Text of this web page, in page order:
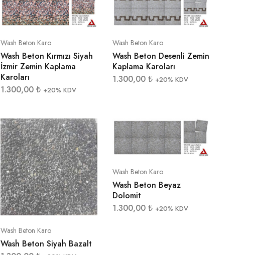
Wash Beton Karo
Wash Beton Kırmızı Siyah
İzmir Zemin Kaplama
Karoları
1.300,00 ₺ +20% KDV
Wash Beton Karo
Wash Beton Desenli Zemin
Kaplama Karoları
1.300,00 ₺ +20% KDV
Wash Beton Karo
Wash Beton Siyah Bazalt
Wash Beton Karo
Wash Beton Beyaz
Dolomit
1.300,00 ₺ +20% KDV